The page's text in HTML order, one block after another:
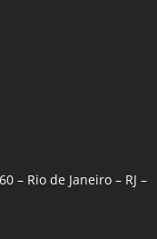
– Rio de Janeiro – RJ –